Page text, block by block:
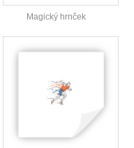
Magický hrnček